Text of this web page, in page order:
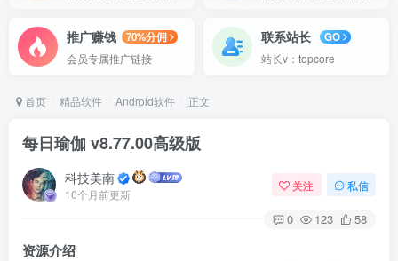
推广赚钱
70%分佣
会员专属推广链接
联系站长
GO
站长v：topcore
首页 精品软件 Android软件 正文
每日瑜伽 v8.77.00高级版
科技美南
10个月前更新
关注 私信
0 123 58
资源介绍